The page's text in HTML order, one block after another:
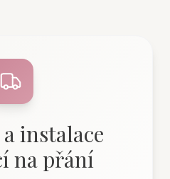
instalace
na přání